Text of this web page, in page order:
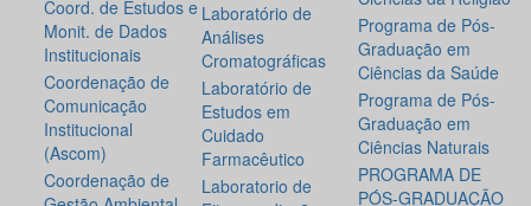
Coord. de Estudos e
Monit. de Dados
Institucionais
Coordenação de
Comunicação
Institucional
(Ascom)
Coordenação de
Laboratório de
Análises
Cromatográficas
Laboratório de
Estudos em
Cuidado
Farmacêutico
Laboratorio de
Programa de Pós-
Graduação em
Ciências da Saúde
Programa de Pós-
Graduação em
Ciências Naturais
PROGRAMA DE
PÓS-GRADUAÇÃO